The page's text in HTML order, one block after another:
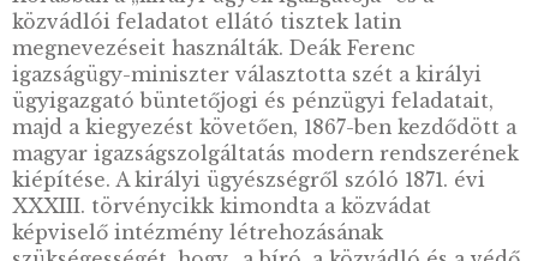
Bár az ügyészi tevékenység a XIII. századig
visszavezethető, az „ügyész” szó a nyelvújítás
eredményeként, 1786-ban jelent meg először
nyomtatásban a Magyar Hírmondó című
Korábban a „királyi ügyek igazgatója” és a
közvádlói feladatot ellátó tisztek latin